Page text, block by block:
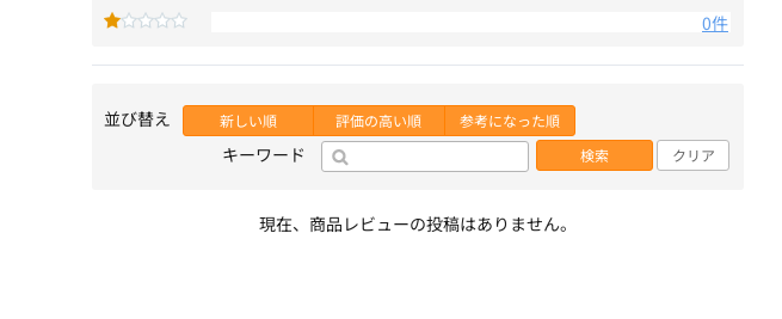
0件
並び替え 新しい順 評価の高い順 参考になった順
キーワード 検索 クリア
現在、商品レビューの投稿はありません。